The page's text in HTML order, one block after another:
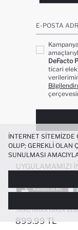
RENK BLOKLU DIK
TRIKO HIRKA ERKEK
899.99 TL
E-POSTA
DeFacto
ticari
UYGULAMAMIZI
POPÜLER
İNTERNET SITEMIZDE
OLUP; GEREKLI OLAN
SUNULMASI
ÜÇÜNCÜ TARAF
DENEYIMI
KIŞISELLEŞTIRMESI
YÖNELIK PAZARLAMA
SINIRLI OLARAK
ÇEREZ TERCIHLERI
ÇEREZLERLE ILGILI